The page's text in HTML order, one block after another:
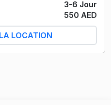
3-6 Jour
550 AED
LOCATION